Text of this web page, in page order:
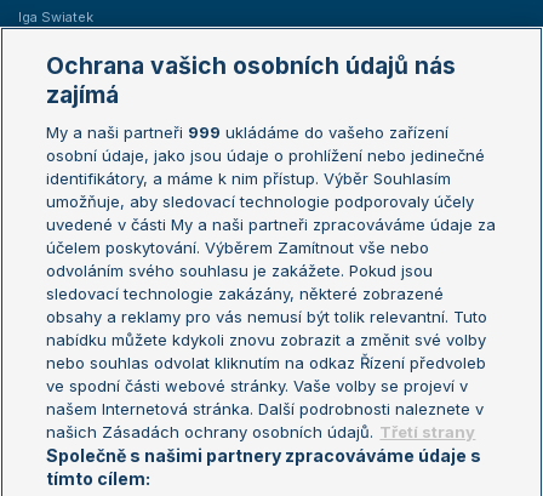
Iga Swiatek
Žebříčky
Žebříček ATP (muži)
Žebříček WTA (ženy)
Sázkařský žebříček
Australian Open
French Open
Wimbledon
US Open
Turnaj mistrů
Turnaj mistryň
Aktualní trendy
Fotbalové přestupy
Livesport Daily
LS Prague Open
Ochrana vašich osobních údajů nás
zajímá
My a naši partneři 999 ukládáme do vašeho zařízení
osobní údaje, jako jsou údaje o prohlížení nebo jedinečné
identifikátory, a máme k nim přístup. Výběr Souhlasím
umožňuje, aby sledovací technologie podporovaly účely
uvedené v části My a naši partneři zpracováváme údaje za
účelem poskytování. Výběrem Zamítnout vše nebo
odvoláním svého souhlasu je zakážete. Pokud jsou
sledovací technologie zakázány, některé zobrazené
obsahy a reklamy pro vás nemusí být tolik relevantní. Tuto
nabídku můžete kdykoli znovu zobrazit a změnit své volby
nebo souhlas odvolat kliknutím na odkaz Řízení předvoleb
ve spodní části webové stránky. Vaše volby se projeví v
našem Internetová stránka. Další podrobnosti naleznete v
našich Zásadách ochrany osobních údajů. Třetí strany
Společně s našimi partnery zpracováváme údaje s
tímto cílem: